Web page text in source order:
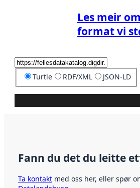
Les meir
format vi
Turtle RDF/XML JSON-LD
Fann du det du leitte
Ta kontakt med oss her, eller spør